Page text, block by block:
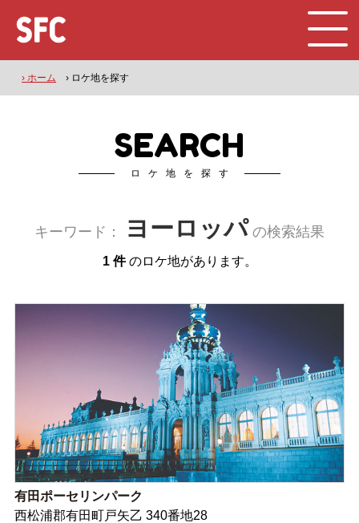
› ホーム › ロケ地を探す
SEARCH
ロケ地を探す
キーワード： ヨーロッパ の検索結果
1 件のロケ地があります。
有田ポーセリンパーク
西松浦郡有田町戸矢乙 340番地28